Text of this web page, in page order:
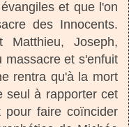
et que l'on
des Innocents.
Joseph,
massacre et s'enfuit
rentra qu'à la mort
seul à rapporter cet
pour faire coïncider